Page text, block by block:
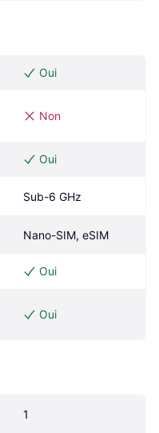
Oui
Non
Oui
Sub-6 GHz
Nano-SIM, eSIM
Oui
Oui
1